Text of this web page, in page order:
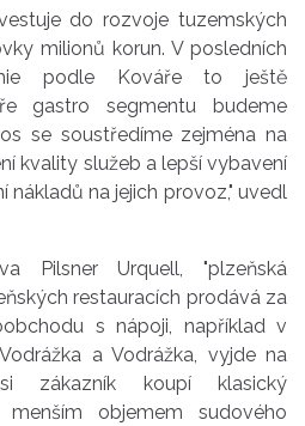
do rozvoje tuzemských
milionů korun. V posledních
podle Kováře to ještě
gastro segmentu budeme
se soustředíme zejména na
kvality služeb a lepší vybavení
nákladů na jejich provoz," uvedl
Pilsner Urquell, "plzeňská
restauracích prodává za
s nápoji, například v
a Vodrážka, vyjde na
zákazník koupí klasický
objemem sudového